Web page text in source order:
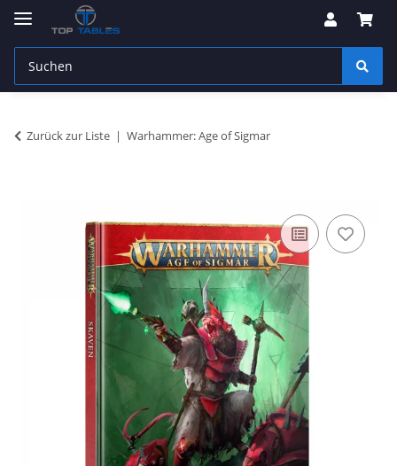
Zurück zur Liste Warhammer: Age of Sigmar